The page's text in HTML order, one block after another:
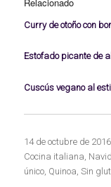
Curry de otoño con
Estofado picante de
Cuscús vegano al
Publicado
el
14 de octubre de 2016
Cocina italiana,
único, Quinoa,Sin